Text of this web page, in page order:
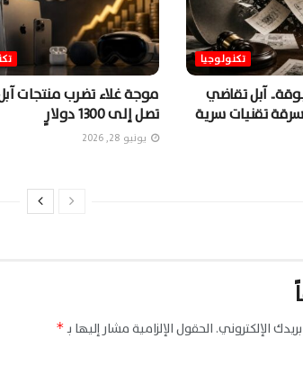
تكنولوجيا
آبل تقاضي
موجة غلاء تضرب منتجات
تصل إلى 1300 دولارٍ
يونيو 28, 2026
الإلكتروني. الحقول الإلزامية مشار إليها بـ*